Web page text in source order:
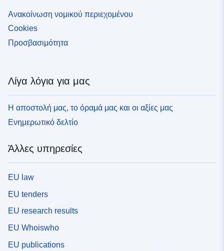
Ανακοίνωση νομικού περιεχομένου
Cookies
Προσβασιμότητα
Λίγα λόγια για μας
Η αποστολή μας, το όραμά μας και οι αξίες μας
Ενημερωτικό δελτίο
Άλλες υπηρεσίες
EU law
EU tenders
EU research results
EU Whoiswho
EU publications